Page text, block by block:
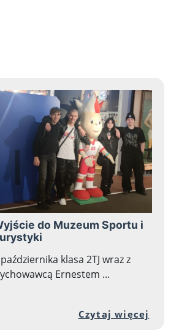
grobu patrona Stefana
pełnej zawartości artykułu:
do Muzeum Sportu i
klasa 2TJ wraz z
Ernestem ...
Czytaj więcej